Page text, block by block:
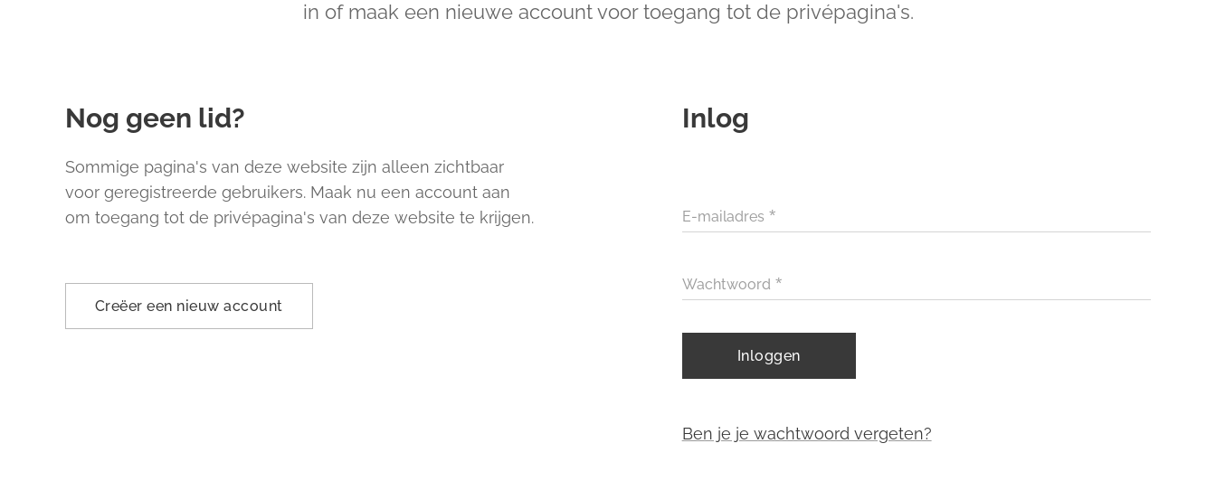
in of maak een nieuwe account voor toegang tot de privépagina's.
Nog geen lid?
Sommige pagina's van deze website zijn alleen zichtbaar
voor geregistreerde gebruikers. Maak nu een account aan
om toegang tot de privépagina's van deze website te krijgen.
Creëer een nieuw account
Inlog
E-mailadres
Wachtwoord
Inloggen
Ben je je wachtwoord vergeten?